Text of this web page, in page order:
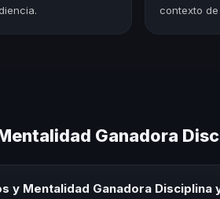
contexto de
Ganadora
Mentalidad Ganadora Disciplina